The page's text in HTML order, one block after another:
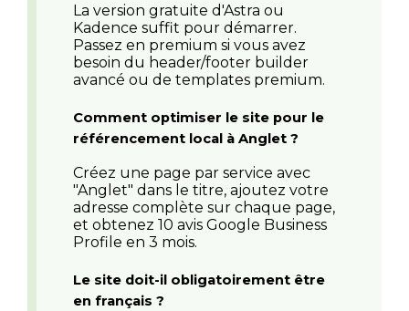
La version gratuite d'Astra ou
Kadence suffit pour démarrer.
Passez en premium si vous avez
besoin du header/footer builder
avancé ou de templates premium.
Comment optimiser le site pour le
référencement local à Anglet ?
Créez une page par service avec
"Anglet" dans le titre, ajoutez votre
adresse complète sur chaque page,
et obtenez 10 avis Google Business
Profile en 3 mois.
Le site doit-il obligatoirement être
en français ?